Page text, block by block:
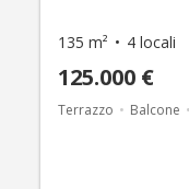
135 m² 4 locali
125.000 €
Terrazzo Balcone